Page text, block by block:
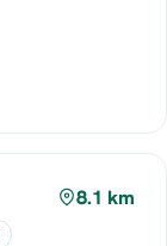
8.1 km